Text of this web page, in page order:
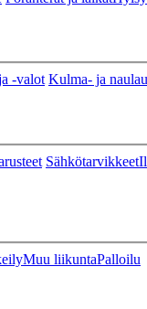
-valot Kulma- ja
Sähkötarvikkeet
Muu liikuntaPalloilu